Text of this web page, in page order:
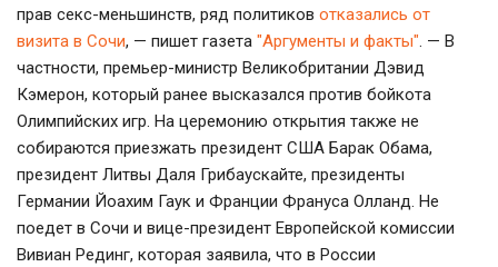
прав секс-меньшинств, ряд политиков отказались от
визита в Сочи, — пишет газета "Аргументы и факты". — В
частности, премьер-министр Великобритании Дэвид
Кэмерон, который ранее высказался против бойкота
Олимпийских игр. На церемонию открытия также не
собираются приезжать президент США Барак Обама,
президент Литвы Даля Грибаускайте, президенты
Германии Йоахим Гаук и Франции Франуса Олланд. Не
поедет в Сочи и вице-президент Европейской комиссии
Вивиан Рединг, которая заявила, что в России